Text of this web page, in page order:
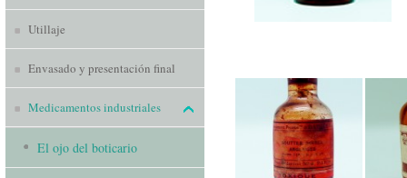
Utillaje
Envasado y presentación final
Medicamentos industriales
El ojo del boticario